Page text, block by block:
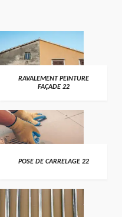
RAVALEMENT PEINTURE
FAÇADE 22
POSE DE CARRELAGE 22